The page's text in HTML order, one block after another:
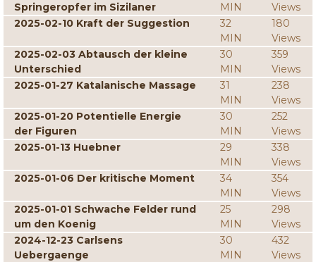
Springeropfer im Sizilaner
MIN
Views
2025-02-10 Kraft der Suggestion
32
MIN
180
Views
2025-02-03 Abtausch der kleine
Unterschied
30
MIN
359
Views
2025-01-27 Katalanische Massage
31
MIN
238
Views
2025-01-20 Potentielle Energie
der Figuren
30
MIN
252
Views
2025-01-13 Huebner
29
MIN
338
Views
2025-01-06 Der kritische Moment
34
MIN
354
Views
2025-01-01 Schwache Felder rund
um den Koenig
25
MIN
298
Views
2024-12-23 Carlsens
Uebergaenge
30
MIN
432
Views